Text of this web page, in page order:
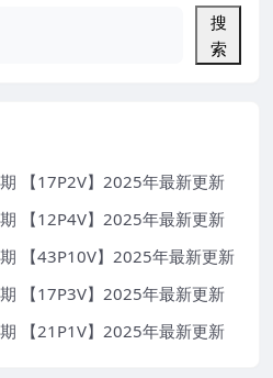
搜
索
【17P2V】2025年最新更新
【12P4V】2025年最新更新
【43P10V】2025年最新更新
【17P3V】2025年最新更新
【21P1V】2025年最新更新